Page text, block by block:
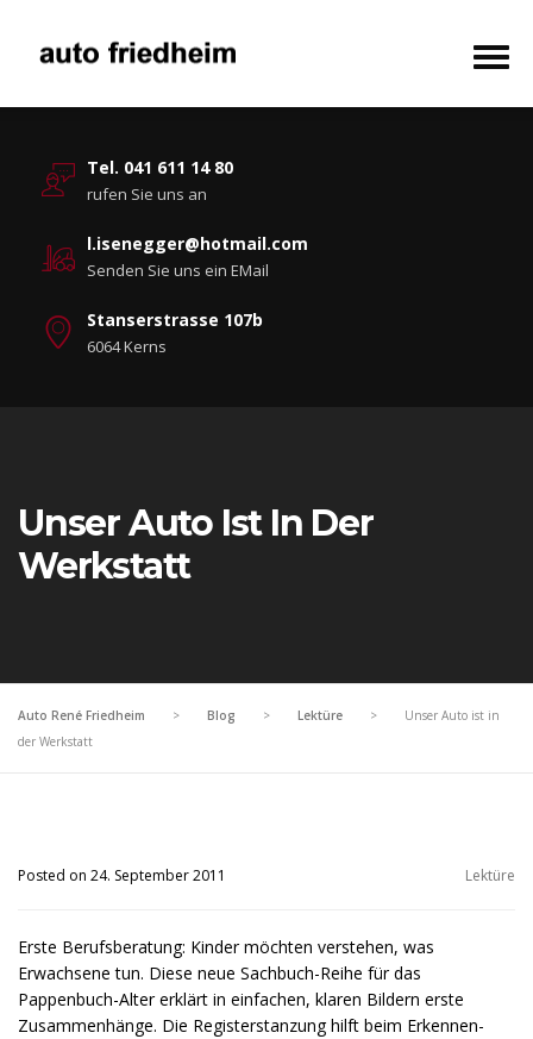
Tel. 041 611 14 80
rufen Sie uns an
l.isenegger@hotmail.com
Senden Sie uns ein EMail
Stanserstrasse 107b
6064 Kerns
Unser Auto Ist In Der
Werkstatt
Auto René Friedheim > Blog > Lektüre >
Unser Auto ist in
der Werkstatt
Posted on 24. September 2011 Lektüre
Erste Berufsberatung: Kinder möchten verstehen, was
Erwachsene tun. Diese neue Sachbuch-Reihe für das
Pappenbuch-Alter erklärt in einfachen, klaren Bildern erste
Zusammenhänge. Die Registerstanzung hilft beim Erkennen-